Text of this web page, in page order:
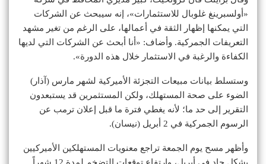
«أولسبرينغ غلوبال للاستثمارات»، إنه سيبحث عن الشركات
التي يمكنها إظهار الثقة في أعمالها، على الرغم من تغير مشهد
التعريفات الجمركية. وأضاف: «أنا أبحث عن الشركات التي لديها
الكفاءة والرغبة في الاستثمار خلال هذه الدورة».
وستسلط بيانات مبيعات التجزئة الأميركية لشهر مارس (آذار)
الضوء على صحة المستهلك، ولكن المستثمرين قد يستبعدون
التقرير إلى حد ما؛ لأنه يغطي فترة ما قبل إعلان ترمب عن
الرسوم الجمركية في 2 أبريل (نيسان).
وأظهر مسح يوم الجمعة تراجع معنويات المستهلكين الأميركيين